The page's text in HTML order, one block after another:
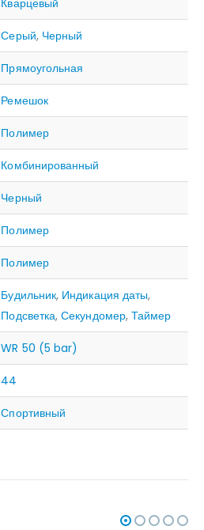
Кварцевый
Серый, Черный
Прямоугольная
Ремешок
Полимер
Комбинированный
Черный
Полимер
Полимер
Будильник, Индикация даты,
Подсветка,Секундомер,Таймер
WR 50 (5 bar)
44
Спортивный